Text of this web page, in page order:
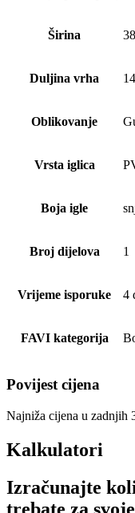
Širina
Duljina vrha
Oblikovanje
Vrsta iglica
Boja igle
Broj dijelova 1
Vrijeme isporuke 4
FAVI kategorija
Povijest cijena
Najniža cijena u zadnjih
Kalkulatori
Izračunajte
trebate za